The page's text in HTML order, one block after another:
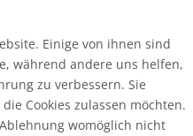
Einige von ihnen sind
während andere uns helfen,
zu verbessern. Sie
Cookies zulassen möchten.
womöglich nicht